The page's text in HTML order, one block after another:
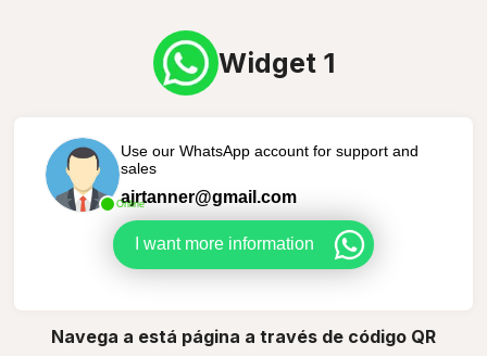
Widget 1
Online
Use our WhatsApp account for support and
sales
ajrtanner@gmail.com
I want more information
Navega a está página a través de código QR